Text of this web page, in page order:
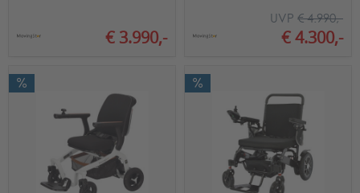
€ 3.990,- € 4.300,-
UVP € 4.990,-